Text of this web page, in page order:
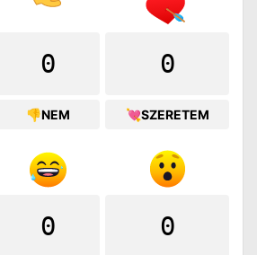
0
👎NEM
0
💘SZERETEM
0 0